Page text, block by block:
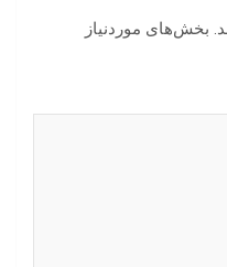
بخش‌های موردنیاز